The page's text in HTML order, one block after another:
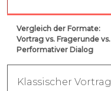
Vergleich der Formate:
Vortrag vs. Fragerunde vs.
Performativer Dialog
Klassischer Vortrag